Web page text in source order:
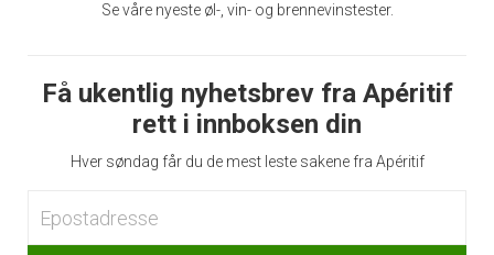
Se våre nyeste øl-, vin- og brennevinstester.
Få ukentlig nyhetsbrev fra Apéritif
rett i innboksen din
Hver søndag får du de mest leste sakene fra Apéritif